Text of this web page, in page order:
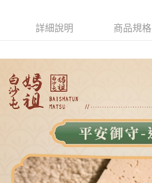
詳細說明 商品規格